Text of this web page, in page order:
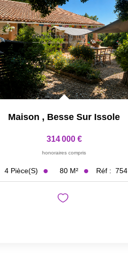
Maison , Besse Sur Issole
314 000 €
honoraires compris
4 Pièce(s) 80 M² Réf : 754